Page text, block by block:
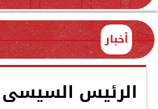
أخبار
الرئيس السيسى